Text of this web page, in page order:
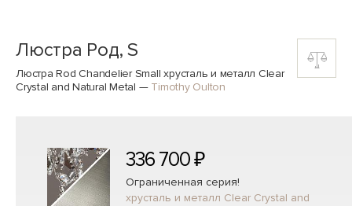
Люстра Род, S
Люстра Rod Chandelier Small хрусталь и металл Clear
Crystal and Natural Metal — Timothy Oulton
336 700 ₽
Ограниченная серия!
хрусталь и металл Clear Crystal and